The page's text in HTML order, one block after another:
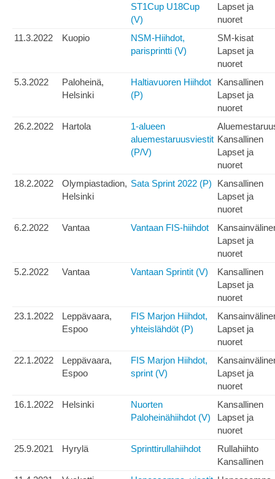
ST1Cup U18Cup
(V)
Lapset ja
nuoret
11.3.2022
Kuopio
NSM-Hiihdot,
parisprintti (V)
SM-kisat
Lapset ja
nuoret
5.3.2022
Paloheinä,
Helsinki
Haltiavuoren Hiihdot
(P)
Kansallinen
Lapset ja
nuoret
26.2.2022
Hartola
1-alueen
aluemestaruusviestit
(P/V)
Kansallinen
Lapset ja
nuoret
18.2.2022
Olympiastadion,
Helsinki
Sata Sprint 2022 (P)
Kansallinen
Lapset ja
nuoret
6.2.2022
Vantaa Vantaan FIS-hiihdot
Lapset ja
nuoret
5.2.2022
Vantaa Vantaan Sprintit (V)
Kansallinen
Lapset ja
nuoret
23.1.2022
Leppävaara,
Espoo
FIS Marjon Hiihdot,
yhteislähdöt (P)
Lapset ja
nuoret
22.1.2022
Leppävaara,
Espoo
FIS Marjon Hiihdot,
sprint (V)
Lapset ja
nuoret
16.1.2022
Helsinki
Nuorten
Paloheinähiihdot (V)
Kansallinen
Lapset ja
nuoret
25.9.2021
Hyrylä Sprinttirullahiihdot
Rullahiihto
Kansallinen